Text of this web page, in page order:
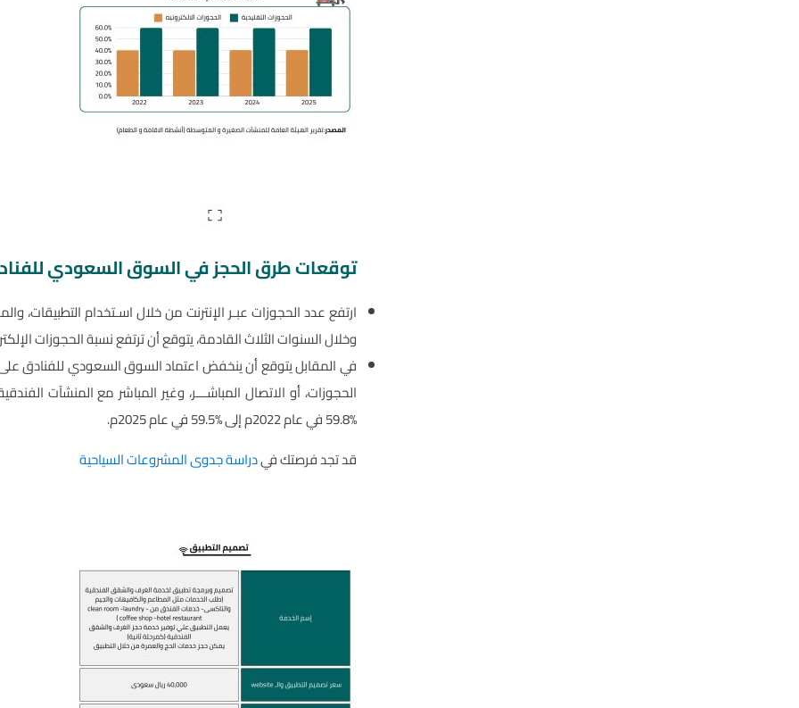
توقعات طرق الحجز في السوق السعودي
ارتفع عدد الحجوزات عبـر الإنترنت من خلال اسـتخدام التطبيقات،
وخلال السنوات الثلاث القادمة، يتوقع أن ترتفع نسبة الحجوزات الإلكترونية تدريجي
في المقابل يتوقع أن ينخفض اعتماد السوق السعودي للفنادق
الحجوزات، أو الاتصال المباشـــر، وغير المباشر مع المنشآت
%59.8 في عام 2022م إلى %59.5 في عام 2025م.
قد تجد فرصتك فيدراسة جدوى المشروعات السياحية